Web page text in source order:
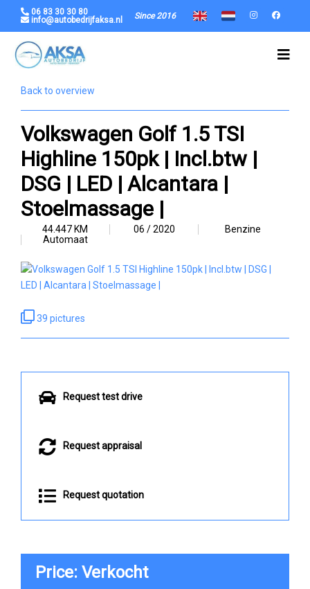
06 83 30 30 80
info@autobedrijfaksa.nl
Since 2016
Back to overview
Volkswagen Golf 1.5 TSI
Highline 150pk | Incl.btw |
DSG | LED | Alcantara |
Stoelmassage |
44.447 KM 06 / 2020
Benzine
Automaat
39 pictures
Request test drive
Request appraisal
Request quotation
Price: Verkocht